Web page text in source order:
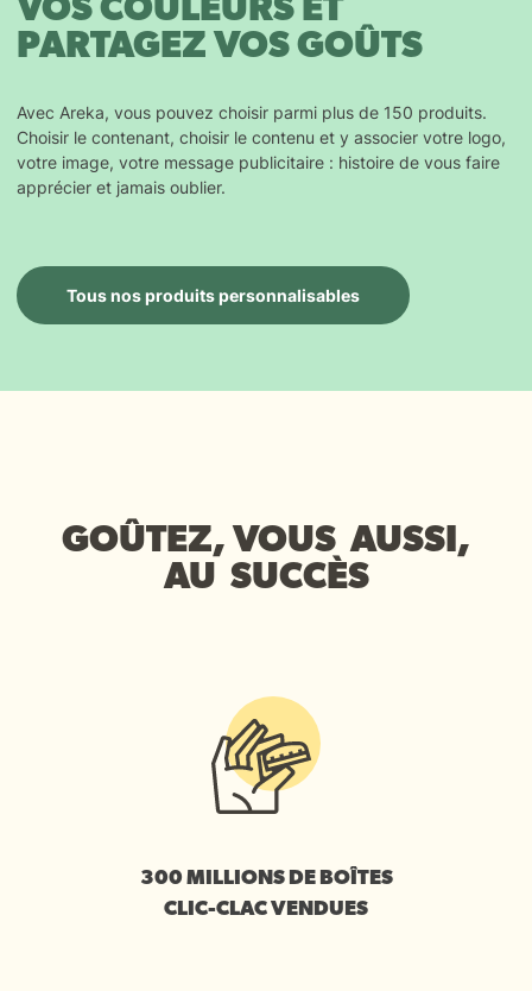
VOS COULEURS ET
PARTAGEZ VOS GOÛTS
Avec Areka, vous pouvez choisir parmi plus de 150 produits.
Choisir le contenant, choisir le contenu et y associer votre logo,
votre image, votre message publicitaire : histoire de vous faire
apprécier et jamais oublier.
Tous nos produits personnalisables
GOÛTEZ, VOUS AUSSI,
AU SUCCÈS
300 MILLIONS DE BOÎTES
CLIC-CLAC VENDUES